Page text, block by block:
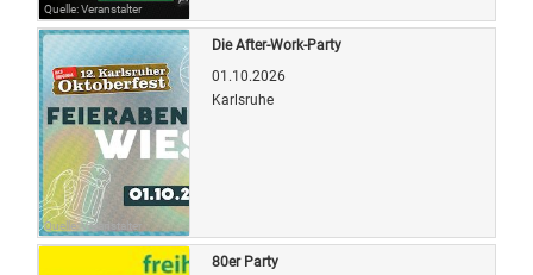
Quelle: Veranstalter
Quelle: Veranstalter
Die After-Work-Party
01.10.2026
Karlsruhe
80er Party